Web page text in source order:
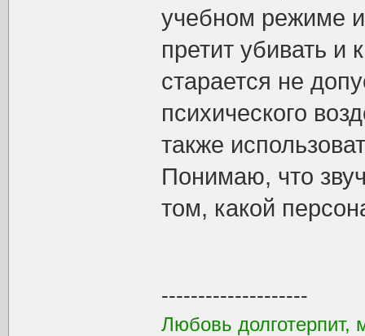
учебном режиме
претит убивать и
старается не
психического
также
Понимаю, что
том, какой
--------------------
Любовь долготерпит,